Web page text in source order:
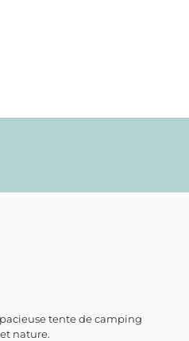
tente de camping
nature.